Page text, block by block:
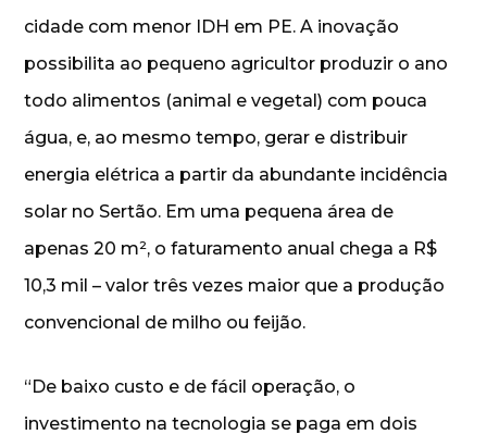
cidade com menor IDH em PE. A inovação
possibilita ao pequeno agricultor produzir o ano
todo alimentos (animal e vegetal) com pouca
água, e, ao mesmo tempo, gerar e distribuir
energia elétrica a partir da abundante incidência
solar no Sertão. Em uma pequena área de
apenas 20 m², o faturamento anual chega a R$
10,3 mil – valor três vezes maior que a produção
convencional de milho ou feijão.
“De baixo custo e de fácil operação, o
investimento na tecnologia se paga em dois